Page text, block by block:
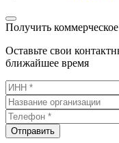
Получить
Оставьте свои
ближайшее время
Отправить